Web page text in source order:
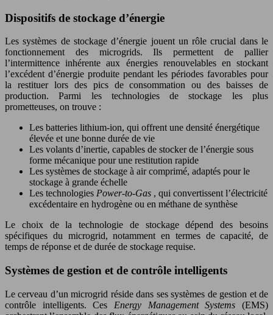
Dispositifs de stockage d’énergie
Les systèmes de stockage d’énergie jouent un rôle crucial dans le
fonctionnement des microgrids. Ils permettent de pallier
l’intermittence inhérente aux énergies renouvelables en stockant
l’excédent d’énergie produite pendant les périodes favorables pour
la restituer lors des pics de consommation ou des baisses de
production. Parmi les technologies de stockage les plus
prometteuses, on trouve :
Les batteries lithium-ion, qui offrent une densité énergétique
élevée et une bonne durée de vie
Les volants d’inertie, capables de stocker de l’énergie sous
forme mécanique pour une restitution rapide
Les systèmes de stockage à air comprimé, adaptés pour le
stockage à grande échelle
Les technologies Power-to-Gas , qui convertissent l’électricité
excédentaire en hydrogène ou en méthane de synthèse
Le choix de la technologie de stockage dépend des besoins
spécifiques du microgrid, notamment en termes de capacité, de
temps de réponse et de durée de stockage requise.
Systèmes de gestion et de contrôle intelligents
Le cerveau d’un microgrid réside dans ses systèmes de gestion et de
contrôle intelligents. Ces Energy Management Systems (EMS)